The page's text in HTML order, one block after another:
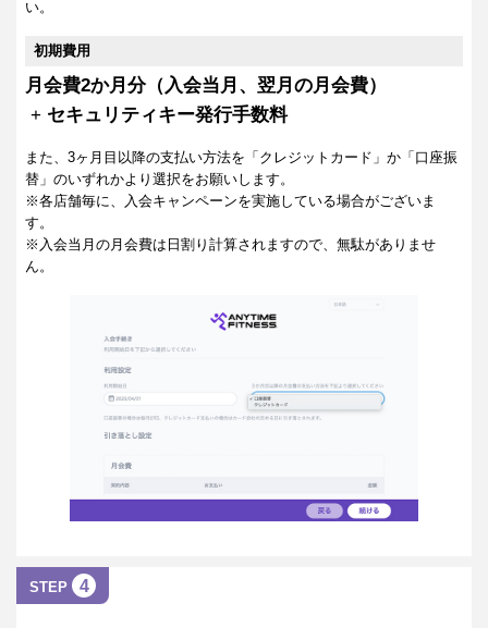
い。
初期費用
月会費2か月分（入会当月、翌月の月会費）
+ セキュリティキー発行手数料
また、3ヶ月目以降の支払い方法を「クレジットカード」か「口座振
替」のいずれかより選択をお願いします。
※各店舗毎に、入会キャンペーンを実施している場合がございま
す。
※入会当月の月会費は日割り計算されますので、無駄がありませ
ん。
STEP 4